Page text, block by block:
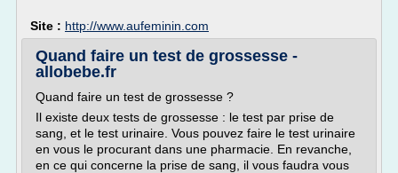
Site : http://www.aufeminin.com
Quand faire un test de grossesse -
allobebe.fr
Quand faire un test de grossesse ?
Il existe deux tests de grossesse : le test par prise de
sang, et le test urinaire. Vous pouvez faire le test urinaire
en vous le procurant dans une pharmacie. En revanche,
en ce qui concerne la prise de sang, il vous faudra vous